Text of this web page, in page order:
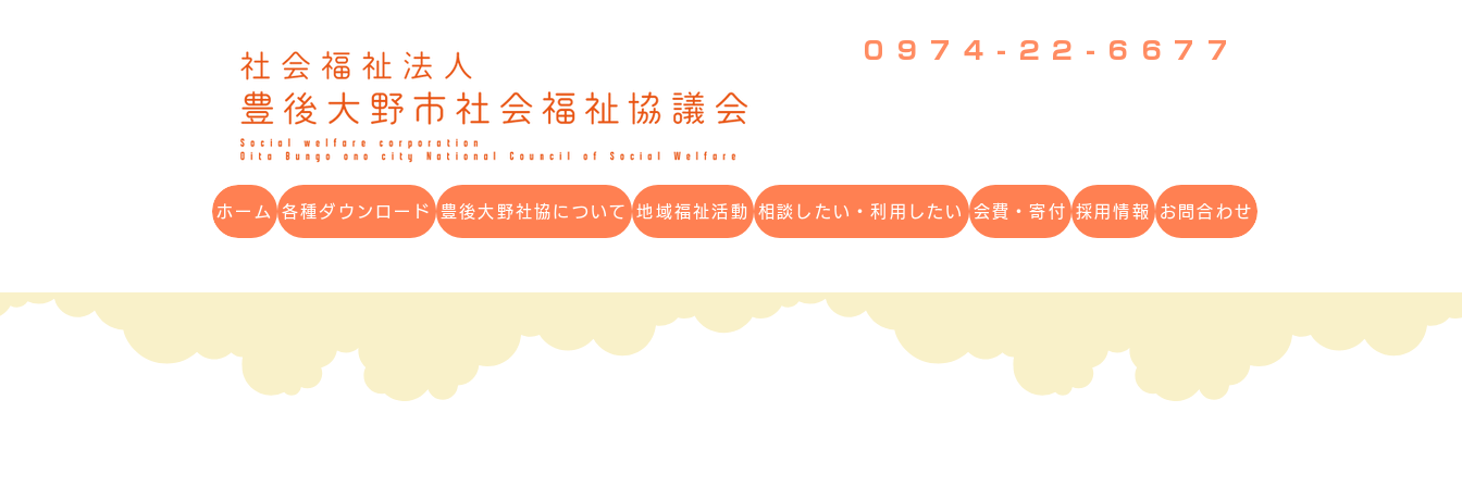
0974-22-6677
ホーム 各種ダウンロード 豊後大野社協について 地域福祉活動 相談したい・利用したい 会費・寄付 採用情報 お問合わせ